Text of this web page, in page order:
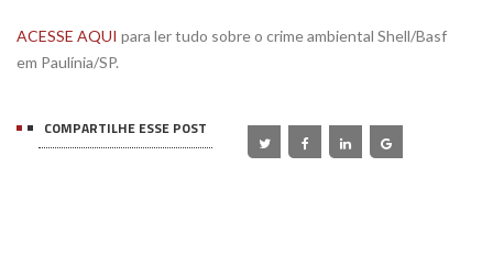
ACESSE AQUI para ler tudo sobre o crime ambiental Shell/Basf
em Paulínia/SP.
COMPARTILHE ESSE POST